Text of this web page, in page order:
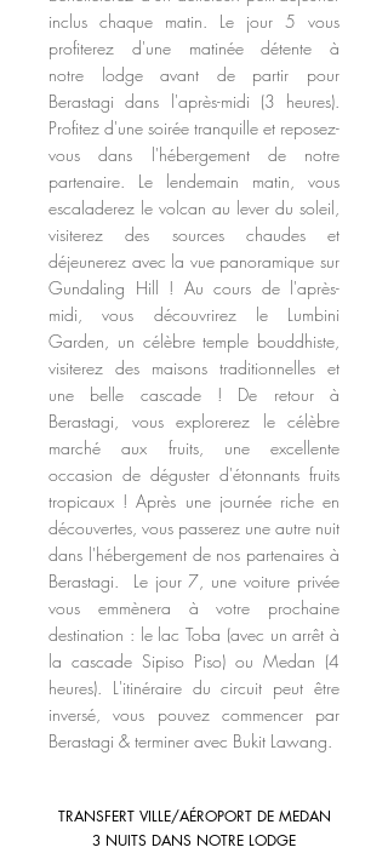
inclus chaque matin. Le jour 5 vous
profiterez d'une matinée détente à
notre lodge avant de partir pour
Berastagi dans l'après-midi (3 heures).
Profitez d'une soirée tranquille et reposez-
vous dans l'hébergement de notre
partenaire. Le lendemain matin, vous
escaladerez le volcan au lever du soleil,
visiterez des sources chaudes et
déjeunerez avec la vue panoramique sur
Gundaling Hill ! Au cours de l'après-
midi, vous découvrirez le Lumbini
Garden, un célèbre temple bouddhiste,
visiterez des maisons traditionnelles et
une belle cascade ! De retour à
Berastagi, vous explorerez le célèbre
marché aux fruits, une excellente
occasion de déguster d'étonnants fruits
tropicaux ! Après une journée riche en
découvertes, vous passerez une autre nuit
dans l'hébergement de nos partenaires à
Berastagi. Le jour 7, une voiture privée
vous emmènera à votre prochaine
destination : le lac Toba (avec un arrêt à
la cascade Sipiso Piso) ou Medan (4
heures). L'itinéraire du circuit peut être
inversé, vous pouvez commencer par
Berastagi & terminer avec Bukit Lawang.
TRANSFERT VILLE/AÉROPORT DE MEDAN
3 NUITS DANS NOTRE LODGE